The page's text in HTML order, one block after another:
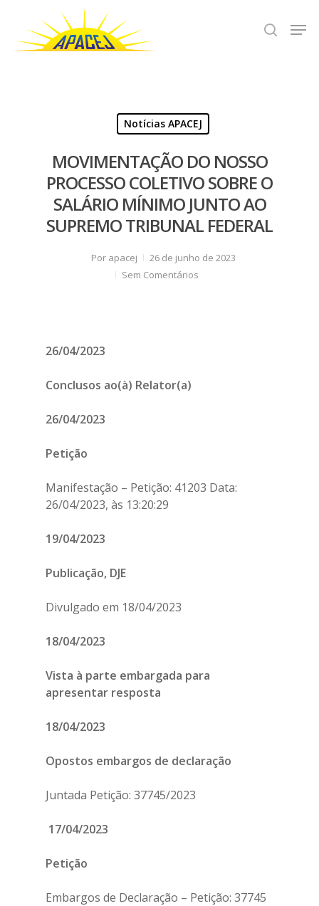
Notícias APACEJ
MOVIMENTAÇÃO DO NOSSO
PROCESSO COLETIVO SOBRE O
SALÁRIO MÍNIMO JUNTO AO
SUPREMO TRIBUNAL FEDERAL
Por apacej
26 de junho de 2023
Sem Comentários
26/04/2023
Conclusos ao(à) Relator(a)
26/04/2023
Petição
Manifestação – Petição: 41203 Data:
26/04/2023, às 13:20:29
19/04/2023
Publicação, DJE
Divulgado em 18/04/2023
18/04/2023
Vista à parte embargada para
apresentar resposta
18/04/2023
Opostos embargos de declaração
Juntada Petição: 37745/2023
17/04/2023
Petição
Embargos de Declaração – Petição: 37745